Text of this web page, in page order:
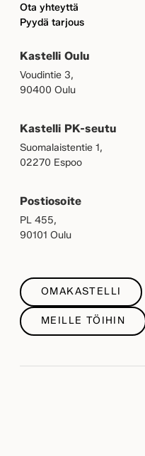
Ota yhteyttä
Pyydä tarjous
Kastelli Oulu
Voudintie 3,
90400 Oulu
Kastelli PK-seutu
Suomalaistentie 1,
02270 Espoo
Postiosoite
PL 455,
90101 Oulu
OMAKASTELLI
MEILLE TÖIHIN